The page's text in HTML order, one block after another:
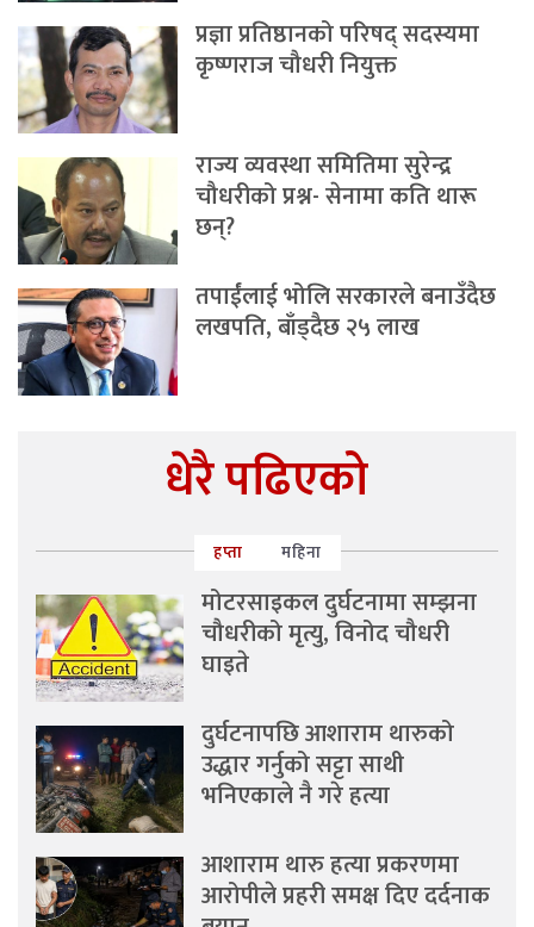
प्रज्ञा प्रतिष्ठानको परिषद् सदस्यमा
कृष्णराज चौधरी नियुक्त
राज्य व्यवस्था समितिमा सुरेन्द्र
चौधरीको प्रश्न- सेनामा कति थारू
छन्?
तपाईंलाई भोलि सरकारले बनाउँदैछ
लखपति, बाँड्दैछ २५ लाख
धेरै पढिएको
हप्ता महिना
मोटरसाइकल दुर्घटनामा सम्झना
चौधरीको मृत्यु, विनोद चौधरी
घाइते
दुर्घटनापछि आशाराम थारुको
उद्धार गर्नुको सट्टा साथी
भनिएकाले नै गरे हत्या
आशाराम थारु हत्या प्रकरणमा
आरोपीले प्रहरी समक्ष दिए दर्दनाक